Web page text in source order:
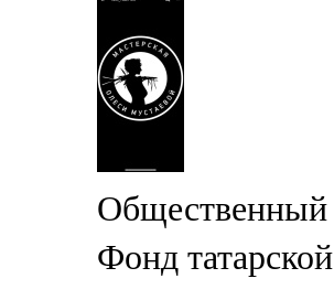
Общественный
Фонд татарской